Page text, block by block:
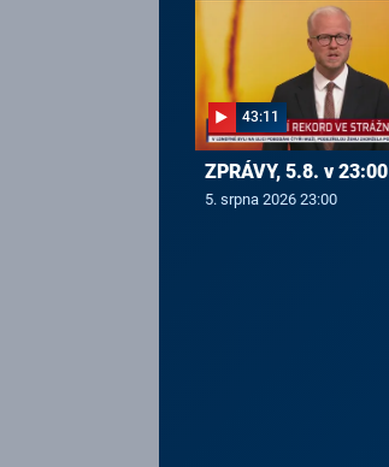
43:11
ZPRÁVY, 5.8. v 23:00
5. srpna 2026 23:00